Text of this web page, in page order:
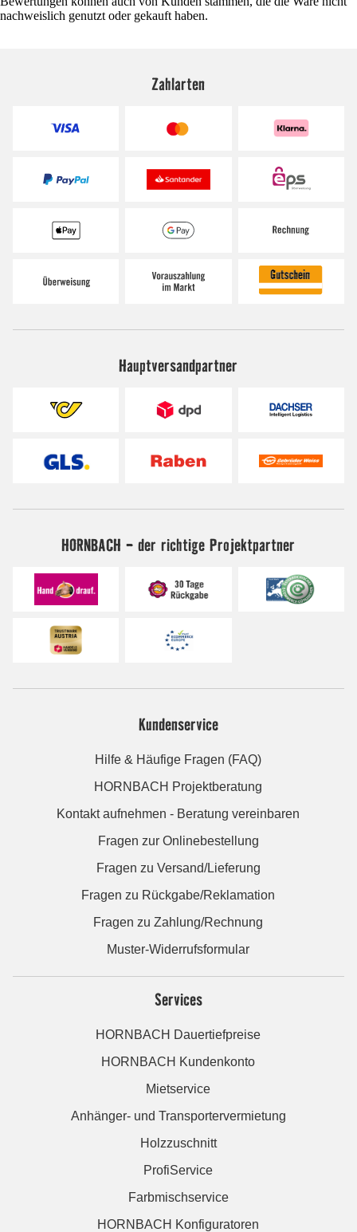
nachweislich genutzt oder gekauft haben.
Zahlarten
Hauptversandpartner
HORNBACH - der richtige Projektpartner
Kundenservice
Hilfe & Häufige Fragen (FAQ)
HORNBACH Projektberatung
Kontakt aufnehmen - Beratung vereinbaren
Fragen zur Onlinebestellung
Fragen zu Versand/Lieferung
Fragen zu Rückgabe/Reklamation
Fragen zu Zahlung/Rechnung
Muster-Widerrufsformular
Services
HORNBACH Dauertiefpreise
HORNBACH Kundenkonto
Mietservice
Anhänger- und Transportervermietung
Holzzuschnitt
ProfiService
Farbmischservice
HORNBACH Konfiguratoren